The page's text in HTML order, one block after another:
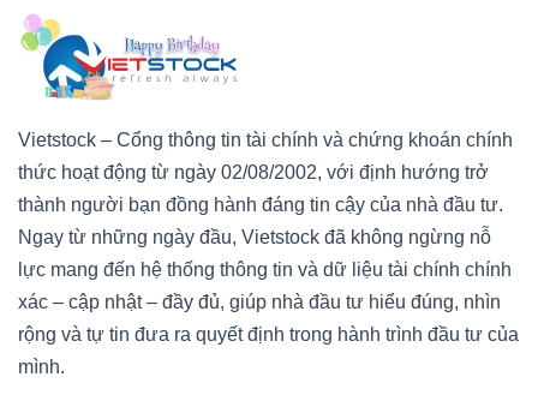
Vietstock – Cổng thông tin tài chính và chứng khoán chính
thức hoạt động từ ngày 02/08/2002, với định hướng trở
thành người bạn đồng hành đáng tin cậy của nhà đầu tư.
Ngay từ những ngày đầu, Vietstock đã không ngừng nỗ
lực mang đến hệ thống thông tin và dữ liệu tài chính chính
xác – cập nhật – đầy đủ, giúp nhà đầu tư hiểu đúng, nhìn
rộng và tự tin đưa ra quyết định trong hành trình đầu tư của
mình.
Truyền
thông
chính
Dữ
liệu
tài